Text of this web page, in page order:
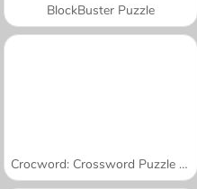
BlockBuster Puzzle
Crocword: Crossword Puzzle Game